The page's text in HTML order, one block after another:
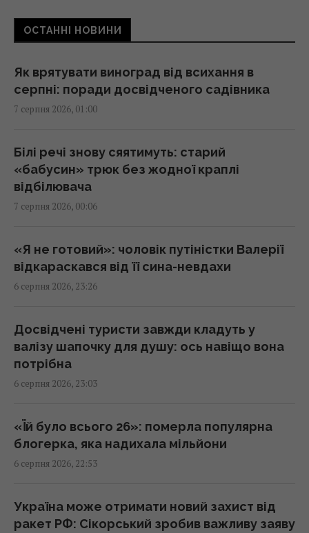
Жінки з дипломами частіше обирають
дослідження
23:24 четвер, 06 серпня 2026
годинник, - Newsweek
23:07 четвер, 06 серпня 2026
Корецький анонсував збільшення
22:53 четвер, 06 серпня 2026
Міф зруйновано: скільки насправді можуть
22:12 четвер, 06 серпня 2026
Така зброя є лише у кількох країн:
Зеленський про створення української
22:00 четвер, 06 серпня 2026
"Динамо" здобуло важливу перемогу у
21:57 четвер, 06 серпня 2026
ОСТАННІ НОВИНИ
Як врятувати виноград від всихання в
серпні: поради досвідченого садівника
7 серпня 2026, 01:00
Білі речі знову сяятимуть: старий
«бабусин» трюк без жодної краплі
відбілювача
7 серпня 2026, 00:06
«Я не готовий»: чоловік путіністки Валерії
відкараскався від її сина-невдахи
6 серпня 2026, 23:26
Досвідчені туристи завжди кладуть у
валізу шапочку для душу: ось навіщо вона
потрібна
6 серпня 2026, 23:03
«Їй було всього 26»: померла популярна
блогерка, яка надихала мільйони
6 серпня 2026, 22:53
Україна може отримати новий захист від
ракет РФ: Сікорський зробив важливу заяву